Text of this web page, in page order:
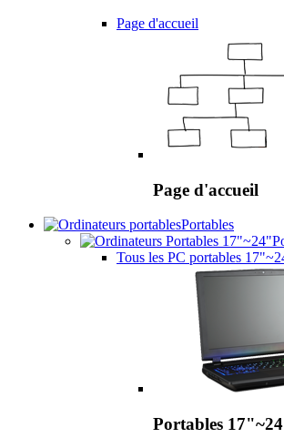
Page d'accueil
Page d'accueil
Portables
Tous les PC portables
Portables